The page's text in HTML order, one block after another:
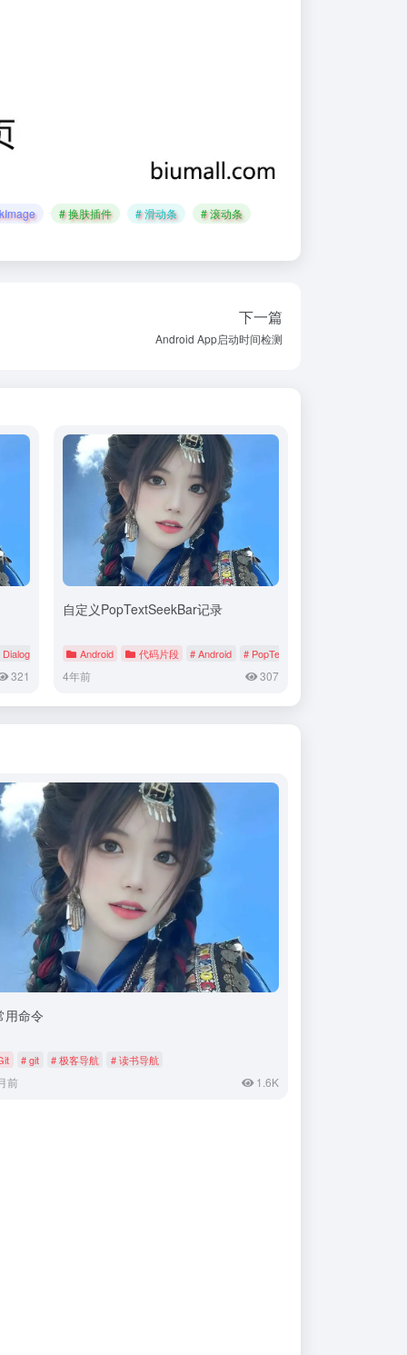
# 换肤插件 # 滑动条 # 滚动条
下一篇
Android App启动时间检测
Dialog # SkinManager
321
自定义PopTextSeekBar记录
Android 代码片段 # Android # PopTextSeekBar
4年前 307
用命令
# git # 极客导航 # 读书导航
前 1.6K